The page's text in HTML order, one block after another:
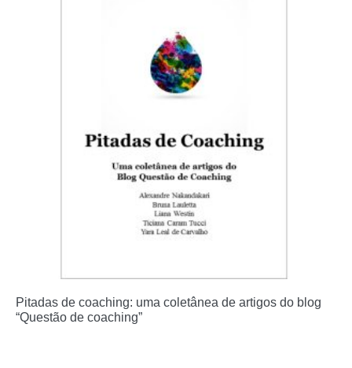
Pitadas de coaching: uma coletânea de artigos do blog
“Questão de coaching”